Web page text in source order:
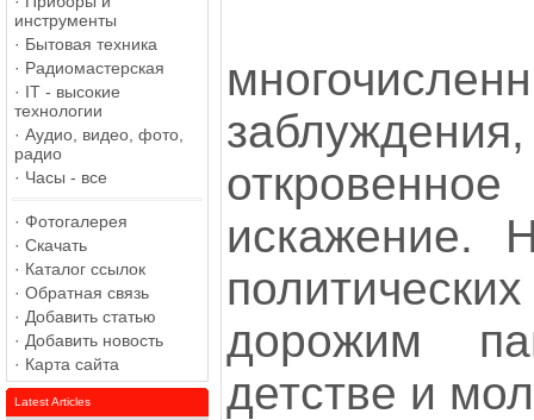
инструменты
· Бытовая техника
· Радиомастерская
· IT - высокие
технологии
· Аудио, видео, фото,
радио
· Часы - все
· Фотогалерея
· Скачать
· Каталог ссылок
· Обратная связь
· Добавить статью
· Добавить новость
· Карта сайта
Latest Articles
искажение.
дорожим
детстве и